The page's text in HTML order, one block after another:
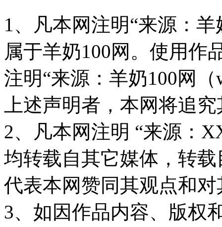
1、凡本网注明“来源：
属于羊奶100网。使用作
注明“来源：羊奶100网（
上述声明者，本网将追
2、凡本网注明 “来源：
均转载自其它媒体，转
代表本网赞同其观点和
3、如因作品内容、版权